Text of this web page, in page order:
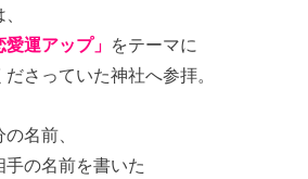
愛運アップ」 をテーマに
さっていた神社へ参拝。
名前、
の名前を書いた